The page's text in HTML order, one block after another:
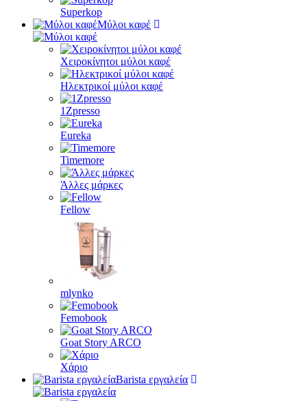
Superkop
Μύλοι καφέ
Χειροκίνητοι μύλοι καφέ
Ηλεκτρικοί μύλοι καφέ
1Zpresso
Eureka
Timemore
Άλλες μάρκες
Fellow
mlynko
Femobook
Goat Story ARCO
Χάριο
Barista εργαλεία